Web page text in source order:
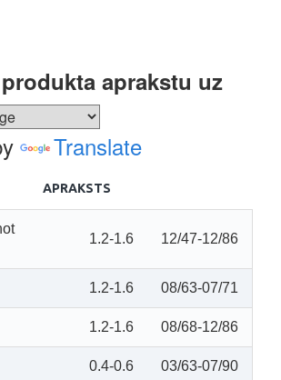
aprakstu uz
Translate
APRAKSTS
1.2-1.6 12/47-12/86
1.2-1.6 08/63-07/71
1.2-1.6 08/68-12/86
0.4-0.6 03/63-07/90